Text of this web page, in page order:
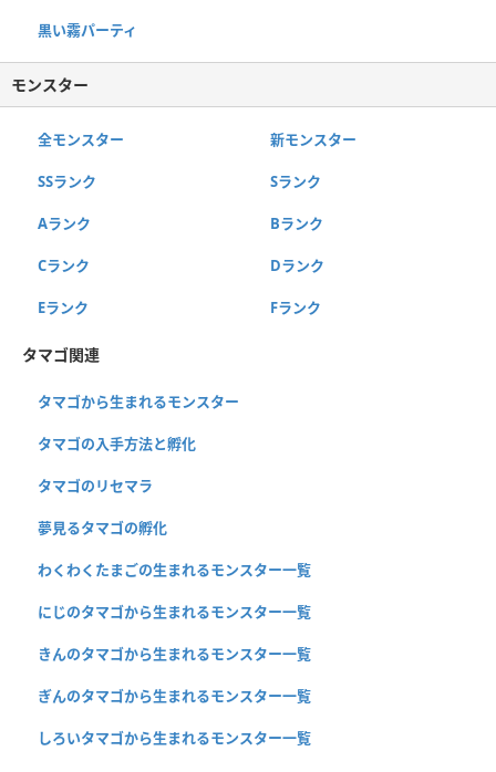
黒い霧パーティ
モンスター
全モンスター 新モンスター
SSランク Sランク
Aランク Bランク
Cランク Dランク
Eランク Fランク
タマゴ関連
タマゴから生まれるモンスター
タマゴの入手方法と孵化
タマゴのリセマラ
夢見るタマゴの孵化
わくわくたまごの生まれるモンスター一覧
にじのタマゴから生まれるモンスター一覧
きんのタマゴから生まれるモンスター一覧
ぎんのタマゴから生まれるモンスター一覧
しろいタマゴから生まれるモンスター一覧